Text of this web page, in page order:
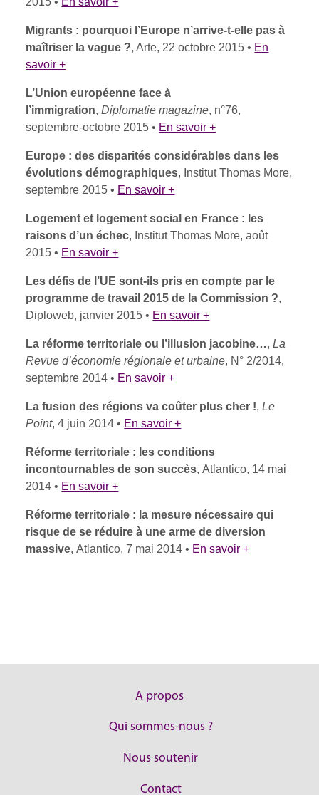
Migrants : pourquoi l’Europe n’arrive-t-elle pas à
maîtriser la vague ?, Arte, 22 octobre 2015 • En
savoir +
L’Union européenne face à
l’immigration,Diplomatie magazine, n°76,
septembre-octobre 2015 • En savoir +
Europe : des disparités considérables dans les
évolutions démographiques, Institut Thomas More,
septembre 2015 • En savoir +
Logement et logement social en France : les
raisons d’un échec, Institut Thomas More, août
2015 • En savoir +
Les défis de l’UE sont-ils pris en compte par le
programme de travail 2015 de la Commission ?,
Diploweb, janvier 2015 • En savoir +
La réforme territoriale ou l’illusion jacobine…,La
Revue d’économie régionale et urbaine, N° 2/2014,
septembre 2014 • En savoir +
La fusion des régions va coûter plus cher !,Le
Point, 4 juin 2014 • En savoir +
Réforme territoriale : les conditions
incontournables de son succès, Atlantico, 14 mai
2014 • En savoir +
Réforme territoriale : la mesure nécessaire qui
risque de se réduire à une arme de diversion
massive, Atlantico, 7 mai 2014 • En savoir +
A propos
Qui sommes-nous ?
Nous soutenir
Contact